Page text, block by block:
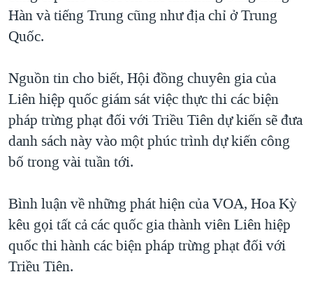
Hàn và tiếng Trung cũng như địa chỉ ở Trung
Quốc.
Nguồn tin cho biết, Hội đồng chuyên gia của
Liên hiệp quốc giám sát việc thực thi các biện
pháp trừng phạt đối với Triều Tiên dự kiến sẽ đưa
danh sách này vào một phúc trình dự kiến công
bố trong vài tuần tới.
Bình luận về những phát hiện của VOA, Hoa Kỳ
kêu gọi tất cả các quốc gia thành viên Liên hiệp
quốc thi hành các biện pháp trừng phạt đối với
Triều Tiên.